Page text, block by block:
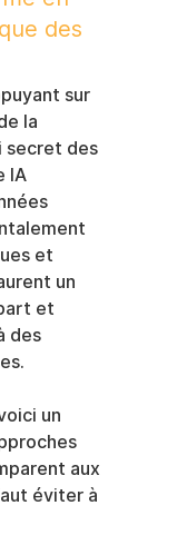
des
sur
la
secret des
IA
et
un
et
des
un
aux
éviter à